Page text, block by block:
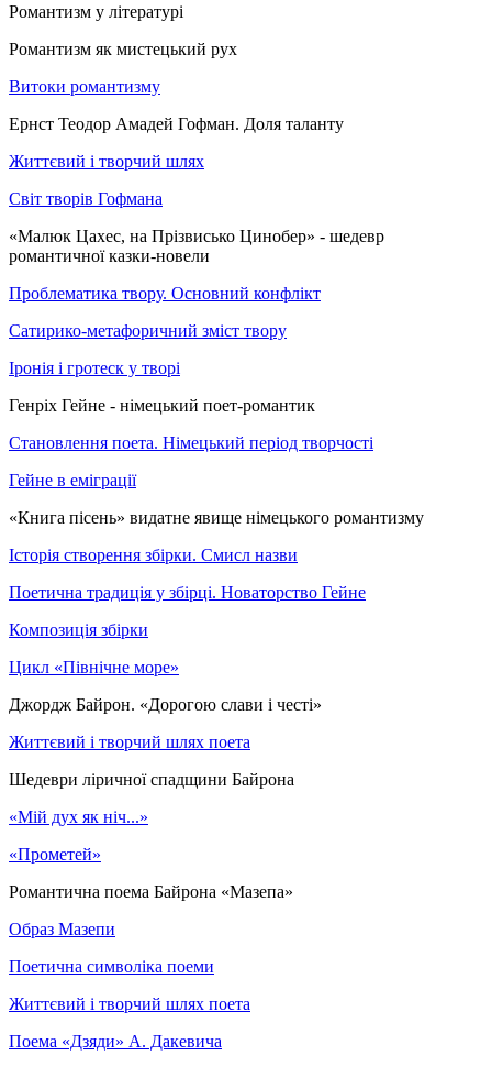
Романтизм у літературі
Романтизм як мистецький рух
Витоки романтизму
Ернст Теодор Амадей Гофман. Доля таланту
Життєвий і творчий шлях
Світ творів Гофмана
«Малюк Цахес, на Прізвисько Цинобер» - шедевр
романтичної казки-новели
Проблематика твору. Основний конфлікт
Сатирико-метафоричний зміст твору
Іронія і гротеск у творі
Генріх Гейне - німецький поет-романтик
Становлення поета. Німецький період творчості
Гейне в еміграції
«Книга пісень» видатне явище німецького романтизму
Історія створення збірки. Смисл назви
Поетична традиція у збірці. Новаторство Гейне
Композиція збірки
Цикл «Північне море»
Джордж Байрон. «Дорогою слави і честі»
Життєвий і творчий шлях поета
Шедеври ліричної спадщини Байрона
«Мій дух як ніч...»
«Прометей»
Романтична поема Байрона «Мазепа»
Образ Мазепи
Поетична символіка поеми
Життєвий і творчий шлях поета
Поема «Дзяди» А. Дакевича